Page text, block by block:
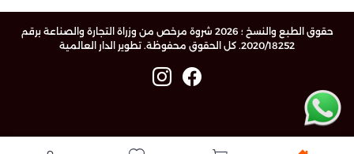
حقوق الطبع والنسخ ؛ 2026 شروة مرخص من وزراة التجارة والصناعة برقم
2020/18252. كل الحقوق محفوظة.
تطوير الدار العالمية